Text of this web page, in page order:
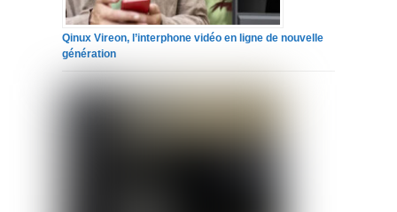
Qinux Vireon, l’interphone vidéo en ligne de nouvelle
génération